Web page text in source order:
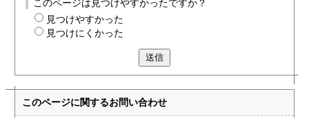
このページは見つけやすかったですか？
見つけやすかった
見つけにくかった
送信
このページに関するお問い合わせ